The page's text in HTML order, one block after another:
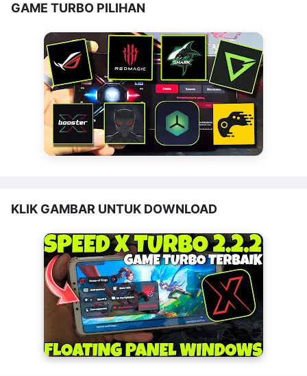
GAME TURBO PILIHAN
KLIK GAMBAR UNTUK DOWNLOAD